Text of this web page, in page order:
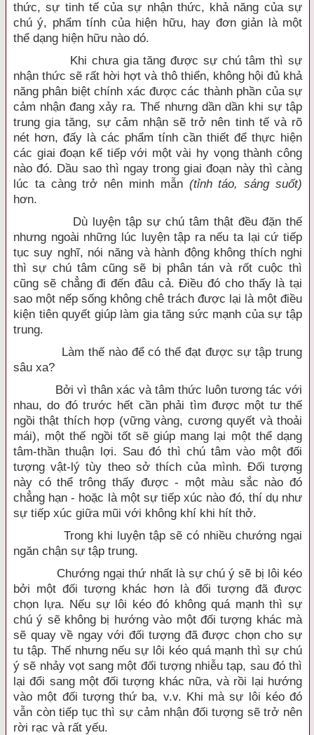
thức, sự tinh tế của sự nhận thức, khả năng của sự
chú ý, phẩm tính của hiện hữu, hay đơn giản là một
thể dạng hiện hữu nào dó.
Khi chưa gia tăng được sự chú tâm thì sự
nhận thức sẽ rất hời hợt và thô thiển, không hội đủ khả
năng phân biệt chính xác được các thành phần của sự
cảm nhận đang xảy ra. Thế nhưng dần dần khi sự tập
trung gia tăng, sự cảm nhận sẽ trở nên tinh tế và rõ
nét hơn, đấy là các phẩm tính cần thiết để thực hiện
các giai đoạn kế tiếp với một vài hy vọng thành công
nào đó. Dầu sao thì ngay trong giai đoạn này thì càng
lúc ta càng trở nên minh mẫn (tỉnh táo, sáng suốt)
hơn.
Dù luyện tập sự chú tâm thật đều đặn thế
nhưng ngoài những lúc luyện tập ra nếu ta lại cứ tiếp
tục suy nghĩ, nói năng và hành động không thích nghi
thì sự chú tâm cũng sẽ bị phân tán và rốt cuộc thì
cũng sẽ chẳng đi đến đâu cả. Điều đó cho thấy là tại
sao một nếp sống không chê trách được lại là một điều
kiện tiên quyết giúp làm gia tăng sức mạnh của sự tập
trung.
Làm thế nào để có thể đạt được sự tập trung
sâu xa?
Bởi vì thân xác và tâm thức luôn tương tác với
nhau, do đó trước hết cần phải tìm được một tư thế
ngồi thật thích hợp (vững vàng, cương quyết và thoải
mái), một thế ngồi tốt sẽ giúp mang lại một thể dạng
tâm-thần thuận lợi. Sau đó thì chú tâm vào một đối
tượng vật-lý tùy theo sở thích của mình. Đối tượng
này có thể trông thấy được - một màu sắc nào đó
chẳng hạn - hoặc là một sự tiếp xúc nào đó, thí dụ như
sự tiếp xúc giữa mũi với không khí khi hít thở.
Trong khi luyện tập sẽ có nhiều chướng ngại
ngăn chận sự tập trung.
Chướng ngại thứ nhất là sự chú ý sẽ bị lôi kéo
bởi một đối tượng khác hơn là đối tượng đã được
chọn lựa. Nếu sự lôi kéo đó không quá mạnh thì sự
chú ý sẽ không bị hướng vào một đối tượng khác mà
sẽ quay về ngay với đối tượng đã được chọn cho sự
tu tập. Thế nhưng nếu sự lôi kéo quá mạnh thì sự chú
ý sẽ nhảy vọt sang một đối tượng nhiễu tạp, sau đó thì
lại đổi sang một đối tượng khác nữa, và rồi lại hướng
vào một đối tượng thứ ba, v.v. Khi mà sự lôi kéo đó
vẫn còn tiếp tục thì sự cảm nhận đối tượng sẽ trở nên
rời rạc và rất yếu.